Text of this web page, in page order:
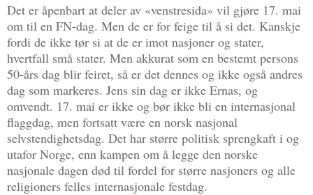
Det er åpenbart at deler av «venstresida» vil gjøre 17. mai
om til en FN-dag. Men de er for feige til å si det. Kanskje
fordi de ikke tør si at de er imot nasjoner og stater,
hvertfall små stater. Men akkurat som en bestemt persons
50-års dag blir feiret, så er det dennes og ikke også andres
dag som markeres. Jens sin dag er ikke Ernas, og
omvendt. 17. mai er ikke og bør ikke bli en internasjonal
flaggdag, men fortsatt være en norsk nasjonal
selvstendighetsdag. Det har større politisk sprengkaft i og
utafor Norge, enn kampen om å legge den norske
nasjonale dagen død til fordel for større nasjoners og alle
religioners felles internasjonale festdag.